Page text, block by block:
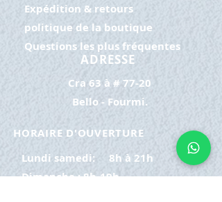
Expédition & retours
politique de la boutique
Questions les plus fréquentes
ADRESSE
Cra 63 à # 77-20
Bello - Fourmi.
HORAIRE D'OUVERTURE
Lundi samedi:
8h à 21h
Dimanche : 8h-19h